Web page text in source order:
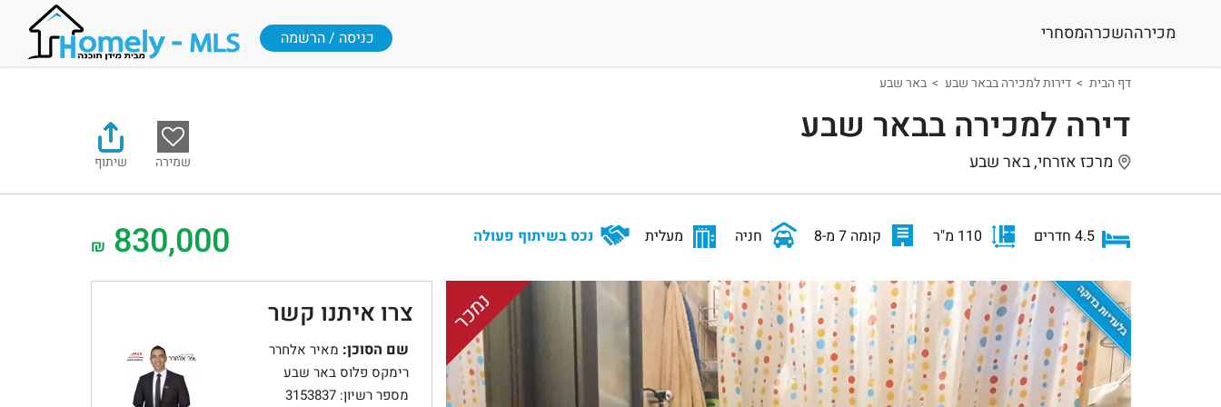
מכירההשכרהמסחרי כניסה / הרשמה
דף הבית דירות למכירה בבאר שבע באר שבע
דירה למכירה בבאר שבע
מרכז אזרחי, באר שבע שמירה שיתוף
830,000
₪ 4.5 חדרים 110 מ"ר קומה 7 מ-8 חניה מעלית נכס בשיתוף פעולה
צרו איתנו קשר
שם הסוכן: מאיר אלחרר
רימקס פלוס באר שבע
מספר רשיון: 3153837
בלעדיות בדוקה נמכר